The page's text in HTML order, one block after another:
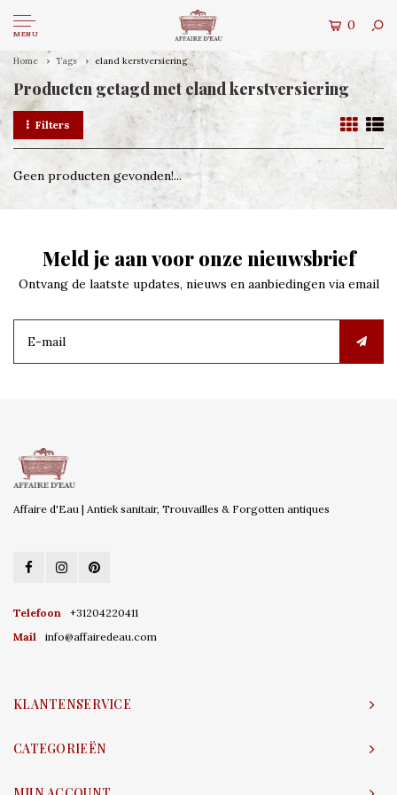
MENU
0
Home Tags eland kerstversiering
Producten getagd met eland kerstversiering
Filters
Geen producten gevonden!...
Meld je aan voor onze nieuwsbrief
Ontvang de laatste updates, nieuws en aanbiedingen via email
Affaire d'Eau | Antiek sanitair, Trouvailles & Forgotten antiques
Telefoon
+31204220411
Mail
info@affairedeau.com
KLANTENSERVICE
CATEGORIEËN